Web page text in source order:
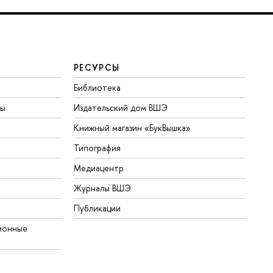
РЕСУРСЫ
Библиотека
Издательский дом ВШЭ
Книжный магазин «БукВышка»
Типография
Медиацентр
Журналы ВШЭ
Публикации